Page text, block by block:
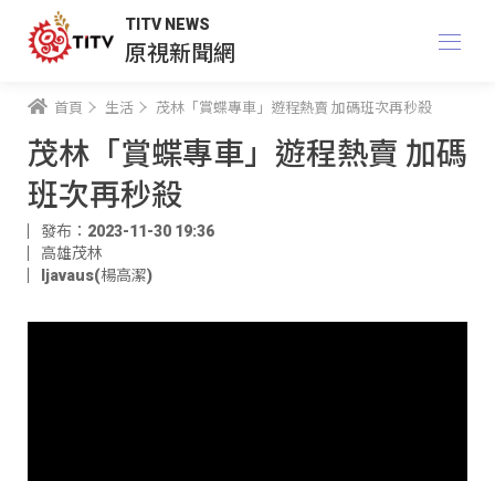
TITV NEWS
原視新聞網
首頁 生活 茂林「賞蝶專車」遊程熱賣 加碼班次再秒殺
茂林「賞蝶專車」遊程熱賣 加碼
班次再秒殺
發布：2023-11-30 19:36
高雄茂林
ljavaus(楊高潔)